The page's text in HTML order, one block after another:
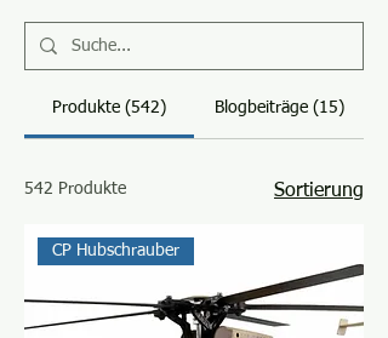
Produkte (542) Blogbeiträge (15)
542 Produkte Sortierung
CP Hubschrauber